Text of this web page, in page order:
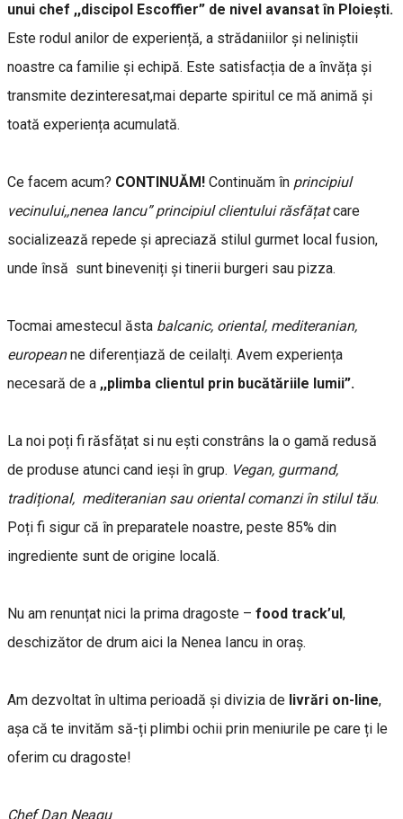
unui chef ,,discipol Escoffier” de nivel avansat în Ploiești.
Este rodul anilor de experiență, a strădaniilor și neliniștii
noastre ca familie și echipă. Este satisfacția de a învăța și
transmite dezinteresat,mai departe spiritul ce mă animă și
toată experiența acumulată.
Ce facem acum? CONTINUĂM! Continuăm în principiul
vecinului,,nenea Iancu” principiul clientului răsfățatcare
socializează repede și apreciază stilul gurmet local fusion,
unde însă sunt bineveniți și tinerii burgeri sau pizza.
Tocmai amestecul ăsta balcanic, oriental, mediteranian,
europeanne diferențiază de ceilalți. Avem experiența
necesară de a ,,plimba clientul prin bucătăriile lumii”.
La noi poți fi răsfățat si nu ești constrâns la o gamă redusă
de produse atunci cand ieși în grup. Vegan, gurmand,
tradițional, mediteranian sau oriental comanzi în stilul tău.
Poți fi sigur că în preparatele noastre, peste 85% din
ingrediente sunt de origine locală.
Nu am renunțat nici la prima dragoste – food track’ul ,
deschizător de drum aici la Nenea Iancu in oraș.
Am dezvoltat în ultima perioadă și divizia de livrări on-line,
așa că te invităm să-ți plimbi ochii prin meniurile pe care ți le
oferim cu dragoste!
Chef Dan Neagu